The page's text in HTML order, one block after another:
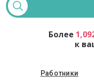
Более
к
Работники